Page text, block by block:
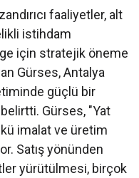
faaliyetler, alt
istihdam
için stratejik öneme
Gürses, Antalya
güçlü bir
Gürses, "Yat
imalat ve üretim
Satış yönünden
yürütülmesi, birçok